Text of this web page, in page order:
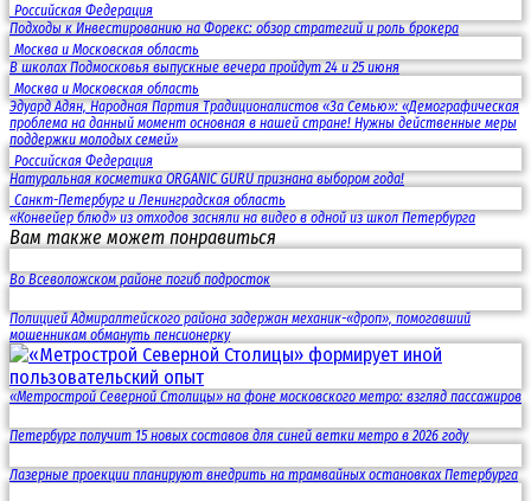
Российская Федерация
Подходы к Инвестированию на Форекс: обзор стратегий и роль брокера
Москва и Московская область
В школах Подмосковья выпускные вечера пройдут 24 и 25 июня
Москва и Московская область
Эдуард Адян, Народная Партия Традиционалистов «За Семью»: «Демографическая
проблема на данный момент основная в нашей стране! Нужны действенные меры
поддержки молодых семей»
Российская Федерация
Натуральная косметика ORGANIC GURU признана выбором года!
Санкт-Петербург и Ленинградская область
«Конвейер блюд» из отходов засняли на видео в одной из школ Петербурга
Вам также может понравиться
Во Всеволожском районе погиб подросток
Полицией Адмиралтейского района задержан механик-«дроп», помогавший
мошенникам обмануть пенсионерку
«Метрострой Северной Столицы» на фоне московского метро: взгляд пассажиров
Петербург получит 15 новых составов для синей ветки метро в 2026 году
Лазерные проекции планируют внедрить на трамвайных остановках Петербурга